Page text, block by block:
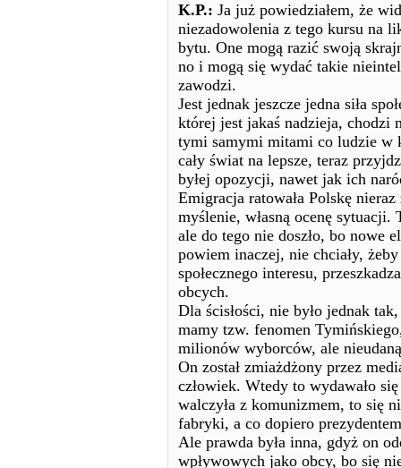
K.P.: Ja już powiedziałem, że
niezadowolenia z tego kursu na
bytu. One mogą razić swoją
no i mogą się wydać takie
zawodzi.
Jest jednak jeszcze jedna siła
której jest jakaś nadzieja, chodzi
tymi samymi mitami co ludzie
cały świat na lepsze, teraz
byłej opozycji, nawet jak ich
Emigracja ratowała Polskę
myślenie, własną ocenę sytuacji.
ale do tego nie doszło, bo nowe
powiem inaczej, nie chciały,
społecznego interesu,
obcych.
Dla ścisłości, nie było jednak
mamy tzw. fenomen
milionów wyborców, ale
On został zmiażdżony przez
człowiek. Wtedy to wydawało
walczyła z komunizmem, to się
fabryki, a co dopiero
Ale prawda była inna, gdyż on
wpływowych jako obcy, bo się